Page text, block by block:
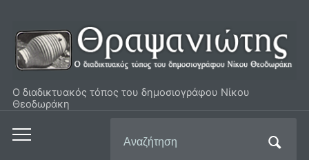
Ο διαδικτυακός τόπος του δημοσιογράφου Νίκου
Θεοδωράκη
Εναλλαγή
για: